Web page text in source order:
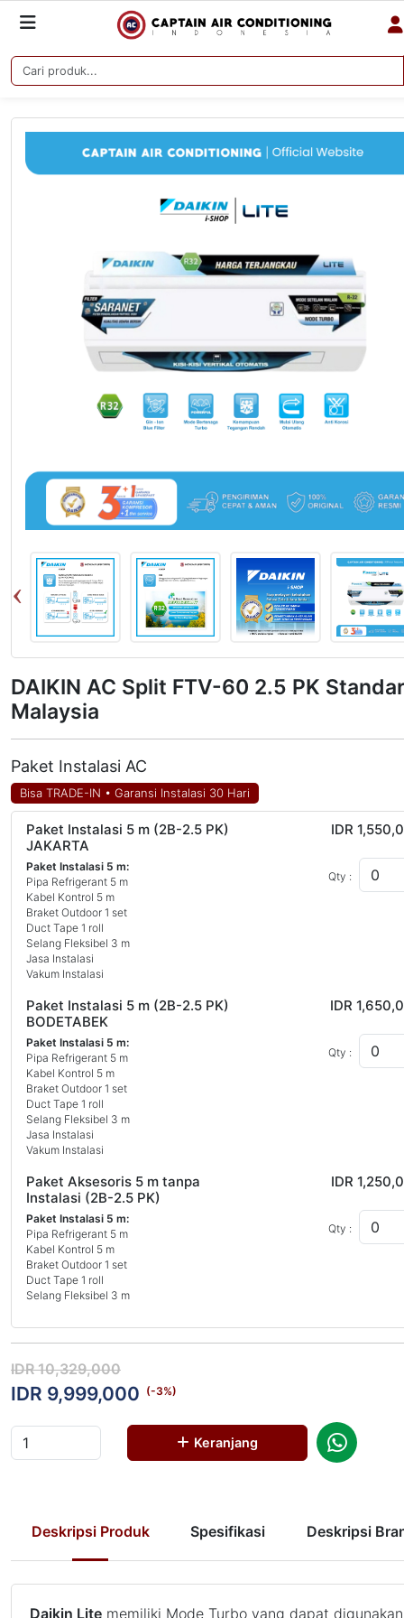
DAIKIN AC Split FTV-60 2.5 PK
Malaysia
Paket Instalasi AC
Bisa TRADE-IN • Garansi Instalasi 30 Hari
Paket Instalasi 5 m (2B-2.5 PK)
JAKARTA
Paket Instalasi 5 m:
Pipa Refrigerant 5 m
Kabel Kontrol 5 m
Braket Outdoor 1 set
Duct Tape 1 roll
Selang Fleksibel 3 m
Jasa Instalasi
Vakum Instalasi
IDR
Qty :
Paket Instalasi 5 m (2B-2.5 PK)
BODETABEK
Paket Instalasi 5 m:
Pipa Refrigerant 5 m
Kabel Kontrol 5 m
Braket Outdoor 1 set
Duct Tape 1 roll
Selang Fleksibel 3 m
Jasa Instalasi
Vakum Instalasi
IDR
Qty :
Paket Aksesoris 5 m tanpa
Instalasi (2B-2.5 PK)
Paket Instalasi 5 m:
Pipa Refrigerant 5 m
Kabel Kontrol 5 m
Braket Outdoor 1 set
Duct Tape 1 roll
Selang Fleksibel 3 m
IDR
Qty :
IDR 10,329,000
IDR 9,999,000 (-3%)
Keranjang
Deskripsi Produk Spesifikasi Deskripsi
Daikin Lite memiliki Mode Turbo yang dapat digunakan